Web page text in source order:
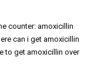
counter: amoxicillin
can i get amoxicillin
to get amoxicillin over